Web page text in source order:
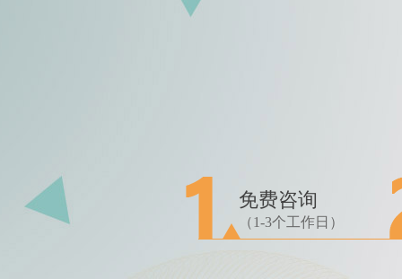
免费咨询
（1-3个工作日）